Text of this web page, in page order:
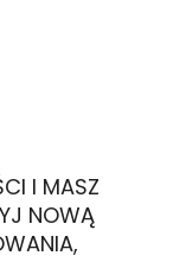
I MASZ
NOWĄ